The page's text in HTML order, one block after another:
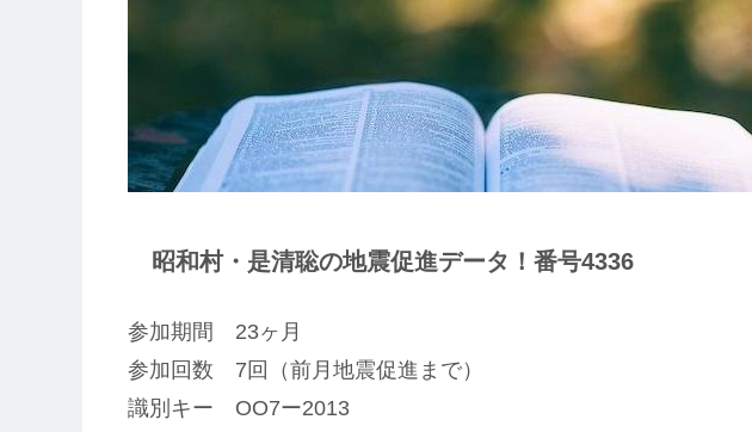
昭和村・是清聡の地震促進データ！番号4336
参加期間 23ヶ月
参加回数 7回（前月地震促進まで）
識別キー OO7ー2013